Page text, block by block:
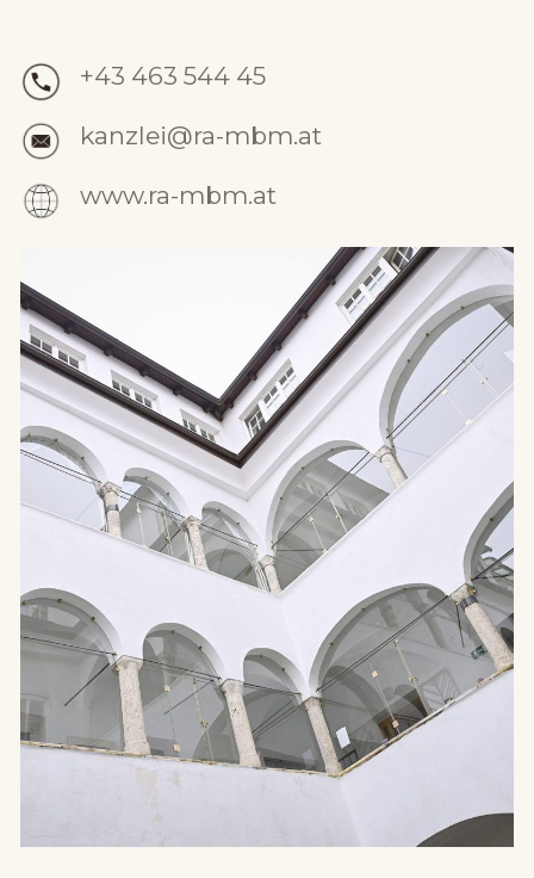
+43 463 544 45
kanzlei@ra-mbm.at
www.ra-mbm.at